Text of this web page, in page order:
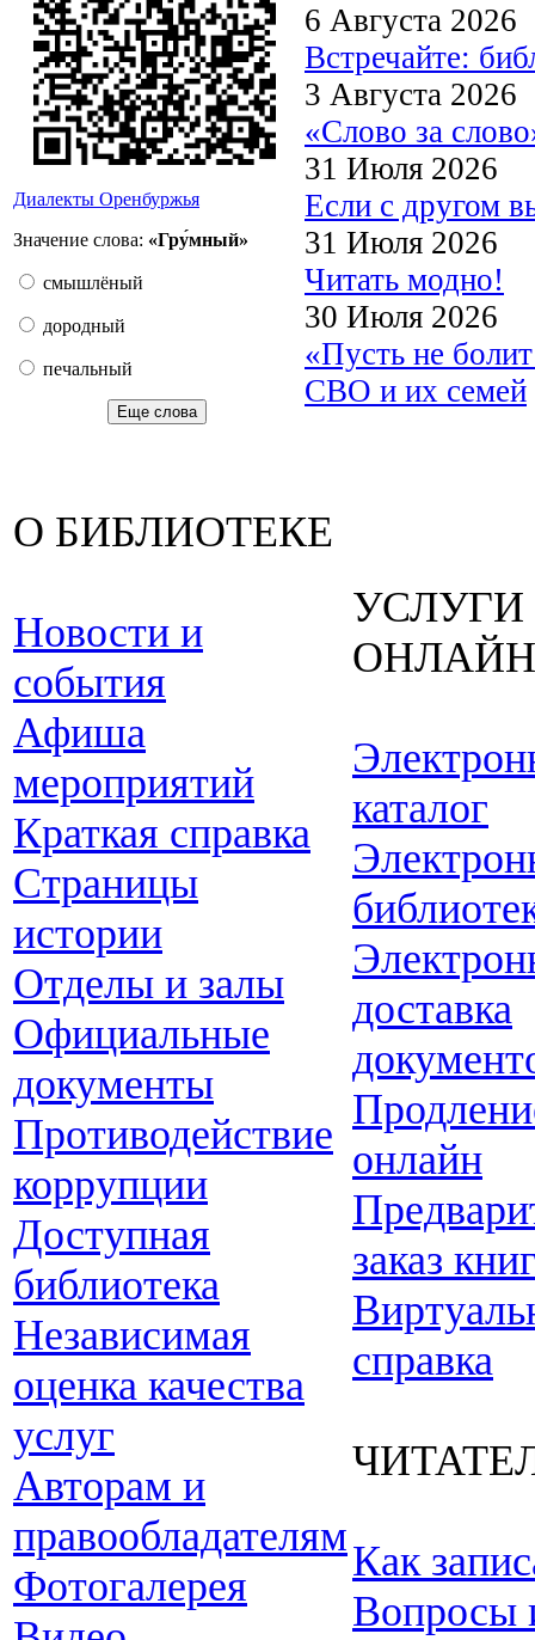
Диалекты Оренбуржья
Значение слова: «Гру́мный»
смышлёный
дородный
печальный
Еще слова
6 Августа 2026
Встречайте:
3 Августа 2026
«Слово за
31 Июля 2026
Если с другом
31 Июля 2026
Читать модно!
30 Июля 2026
«Пусть не
СВО и их семей
О БИБЛИОТЕКЕ
Новости и
события
Афиша
мероприятий
Краткая справка
Страницы
истории
Отделы и залы
Официальные
документы
Противодействие
коррупции
Доступная
библиотека
Независимая
оценка качества
услуг
Авторам и
правообладателям
Фотогалерея
УСЛУГИ
ОНЛАЙН
каталог
доставка
онлайн
заказ
справка
Как
Вопросы